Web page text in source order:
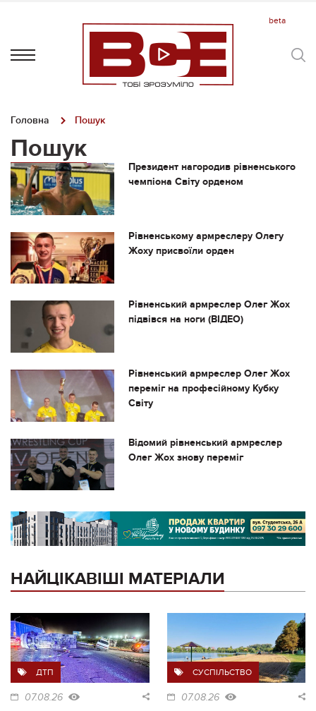
Головна Пошук
Пошук
Президент нагородив рівненського
чемпіона Світу орденом
Рівненському армреслеру Олегу
Жоху присвоїли орден
Рівненський армреслер Олег Жох
підвівся на ноги (ВІДЕО)
Рівненський армреслер Олег Жох
переміг на професійному Кубку
Світу
Відомий рівненський армреслер
Олег Жох знову переміг
НАЙЦІКАВІШІ МАТЕРІАЛИ
ДТП
07.08.26
СУСПІЛЬСТВО
07.08.26